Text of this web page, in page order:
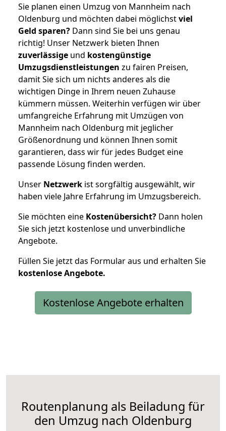
Sie planen einen Umzug von Mannheim nach
Oldenburg und möchten dabei möglichstviel
Geld sparen? Dann sind Sie bei uns genau
richtig! Unser Netzwerk bieten Ihnen
zuverlässige und kostengünstige
Umzugsdienstleistungen zu fairen Preisen,
damit Sie sich um nichts anderes als die
wichtigen Dinge in Ihrem neuen Zuhause
kümmern müssen. Weiterhin verfügen wir über
umfangreiche Erfahrung mit Umzügen von
Mannheim nach Oldenburg mit jeglicher
Größenordnung und können Ihnen somit
garantieren, dass wir für jedes Budget eine
passende Lösung finden werden.
Unser Netzwerk ist sorgfältig ausgewählt, wir
haben viele Jahre Erfahrung im Umzugsbereich.
Sie möchten eine Kostenübersicht? Dann holen
Sie sich jetzt kostenlose und unverbindliche
Angebote.
Füllen Sie jetzt das Formular aus und erhalten Sie
kostenloseAngebote.
Kostenlose Angebote erhalten
Routenplanung als Beiladung für
den Umzug nach Oldenburg